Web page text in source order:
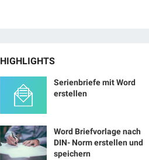
HIGHLIGHTS
Serienbriefe mit Word
erstellen
Word Briefvorlage nach
DIN- Norm erstellen und
speichern